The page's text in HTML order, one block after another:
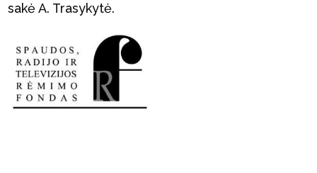
sakė A. Trasykytė.